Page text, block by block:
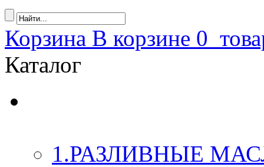
Корзина В корзине 0
Каталог
1.РАЗЛИВНЫЕ